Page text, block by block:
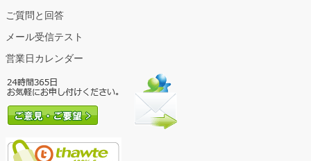
ご質問と回答
メール受信テスト
営業日カレンダー